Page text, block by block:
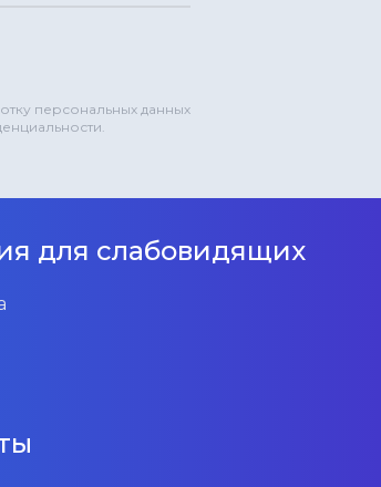
персональных данных
для слабовидящих